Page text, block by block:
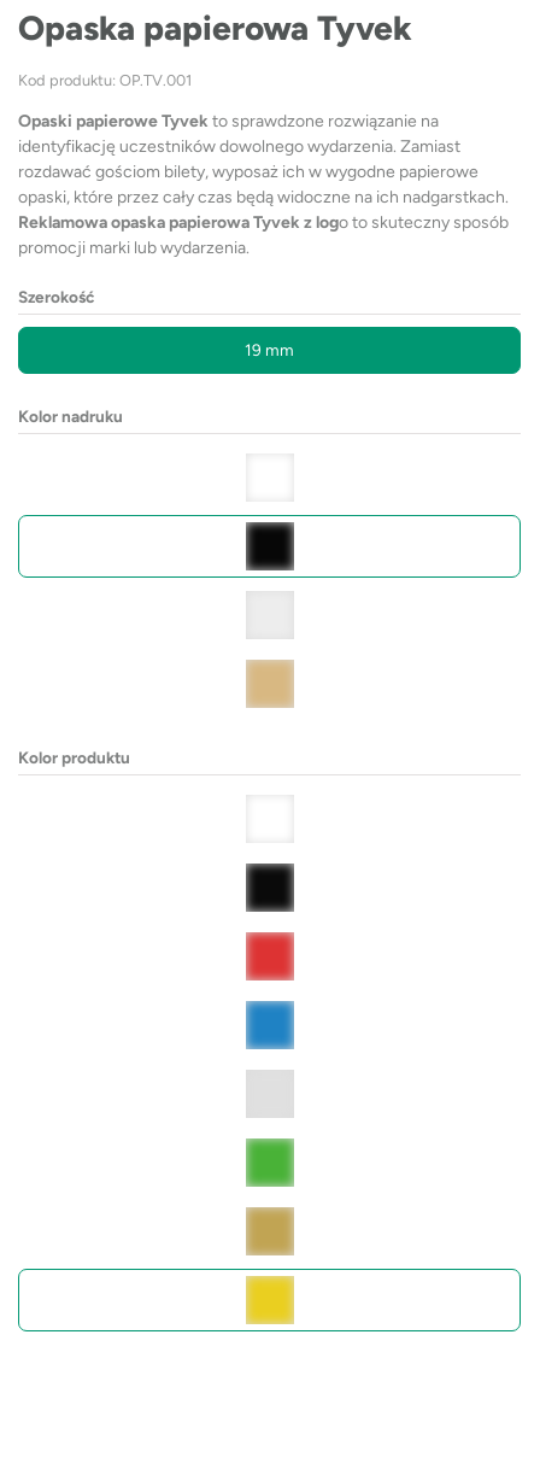
Opaska papierowa Tyvek
Kod produktu: OP.TV.001
Opaski papierowe Tyvek to sprawdzone rozwiązanie na
identyfikację uczestników dowolnego wydarzenia. Zamiast
rozdawać gościom bilety, wyposaż ich w wygodne papierowe
opaski, które przez cały czas będą widoczne na ich nadgarstkach.
Reklamowa opaska papierowa Tyvek z logo to skuteczny sposób
promocji marki lub wydarzenia.
Szerokość
19 mm
Kolor nadruku
Kolor produktu